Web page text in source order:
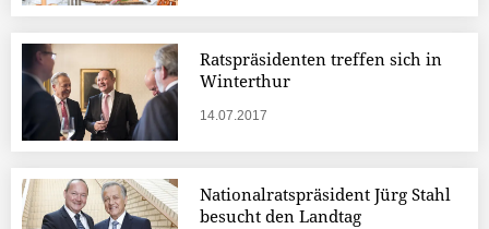
Ratspräsidenten treffen sich in
Winterthur
14.07.2017
Nationalratspräsident Jürg Stahl
besucht den Landtag